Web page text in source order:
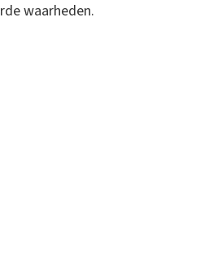
waarheden.